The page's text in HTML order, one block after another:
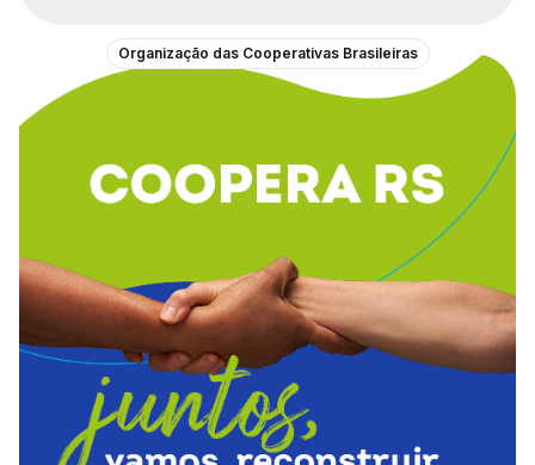
Organização das Cooperativas Brasileiras